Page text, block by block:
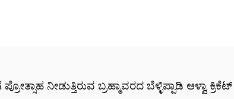
ನೀಡುತ್ತಿರುವ ಬ್ರಹ್ಮಾವರದ ಬೆಳ್ಳಿಪ್ಪಾಡಿ ಆಳ್ವಾ